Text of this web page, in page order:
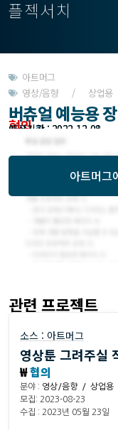
플젝서치
아트머그
영상/음향 / 상업용
버츄얼 예능용
협의
모집기한 : 2022-12-01
예상기간 : 2022-12-08
아트머그
관련 프로젝트
소스 : 아트머그
영상툰 그려주실
₩협의
분야 : 영상/음향 / 상업용
모집: 2023-08-23
수집 : 2023년 05월 23일